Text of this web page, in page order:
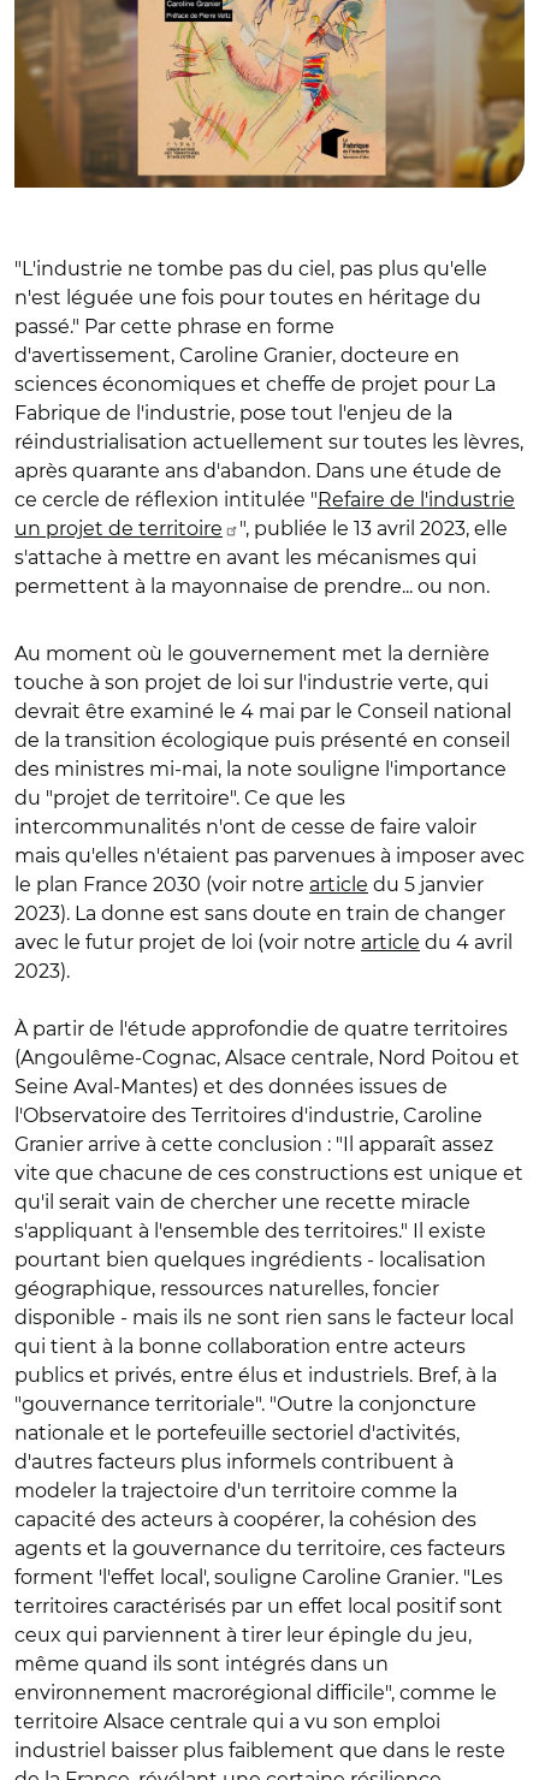
"L'industrie ne tombe pas du ciel, pas plus qu'elle
n'est léguée une fois pour toutes en héritage du
passé." Par cette phrase en forme
d'avertissement, Caroline Granier, docteure en
sciences économiques et cheffe de projet pour La
Fabrique de l'industrie, pose tout l'enjeu de la
réindustrialisation actuellement sur toutes les lèvres,
après quarante ans d'abandon. Dans une étude de
ce cercle de réflexion intitulée "Refaire de l'industrie
un projet de territoire
", publiée le 13 avril 2023, elle
s'attache à mettre en avant les mécanismes qui
permettent à la mayonnaise de prendre... ou non.
Au moment où le gouvernement met la dernière
touche à son projet de loi sur l'industrie verte, qui
devrait être examiné le 4 mai par le Conseil national
de la transition écologique puis présenté en conseil
des ministres mi-mai, la note souligne l'importance
du "projet de territoire". Ce que les
intercommunalités n'ont de cesse de faire valoir
mais qu'elles n'étaient pas parvenues à imposer avec
le plan France 2030 (voir notre article du 5 janvier
2023). La donne est sans doute en train de changer
avec le futur projet de loi (voir notre article du 4 avril
2023).
À partir de l'étude approfondie de quatre territoires
(Angoulême-Cognac, Alsace centrale, Nord Poitou et
Seine Aval-Mantes) et des données issues de
l'Observatoire des Territoires d'industrie, Caroline
Granier arrive à cette conclusion : "Il apparaît assez
vite que chacune de ces constructions est unique et
qu'il serait vain de chercher une recette miracle
s'appliquant à l'ensemble des territoires." Il existe
pourtant bien quelques ingrédients - localisation
géographique, ressources naturelles, foncier
disponible - mais ils ne sont rien sans le facteur local
qui tient à la bonne collaboration entre acteurs
publics et privés, entre élus et industriels. Bref, à la
"gouvernance territoriale". "Outre la conjoncture
nationale et le portefeuille sectoriel d'activités,
d'autres facteurs plus informels contribuent à
modeler la trajectoire d'un territoire comme la
capacité des acteurs à coopérer, la cohésion des
agents et la gouvernance du territoire, ces facteurs
forment 'l'effet local', souligne Caroline Granier. "Les
territoires caractérisés par un effet local positif sont
ceux qui parviennent à tirer leur épingle du jeu,
même quand ils sont intégrés dans un
environnement macrorégional difficile", comme le
territoire Alsace centrale qui a vu son emploi
industriel baisser plus faiblement que dans le reste